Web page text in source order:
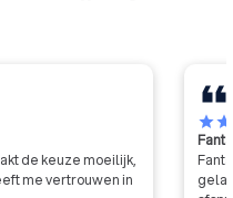
de keuze moeilijk,
me vertrouwen in
starstar